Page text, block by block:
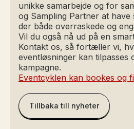
unikke samarbejde og for
og Sampling Partner at have
der både overraskede og
Vil du også nå ud på en
Kontakt os, så fortæller vi,
eventløsninger kan tilpasses
kampagne.
Eventcyklen kan bookes og
Tillbaka till nyheter